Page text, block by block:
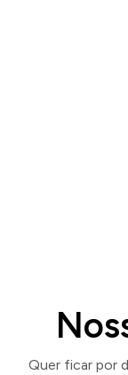
Quer ficar por